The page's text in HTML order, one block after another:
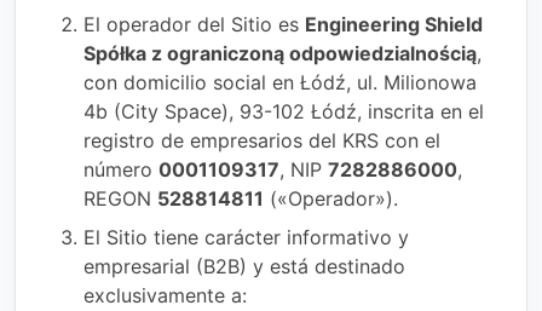
El operador del Sitio es Engineering Shield
Spółka z ograniczoną odpowiedzialnością,
con domicilio social en Łódź, ul. Milionowa
4b (City Space), 93-102 Łódź, inscrita en el
registro de empresarios del KRS con el
número 0001109317, NIP 7282886000,
REGON 528814811 («Operador»).
El Sitio tiene carácter informativo y
empresarial (B2B) y está destinado
exclusivamente a: